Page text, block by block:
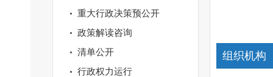
重大行政决策预公开
政策解读咨询
清单公开
行政权力运行
组织机构